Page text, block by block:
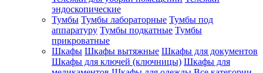
эндоскопические
Тумбы Тумбы лабораторные Тумбы под
аппаратуру Тумбы подкатные Тумбы
прикроватные
Шкафы Шкафы вытяжные Шкафы для документов
Шкафы для ключей (ключницы) Шкафы для